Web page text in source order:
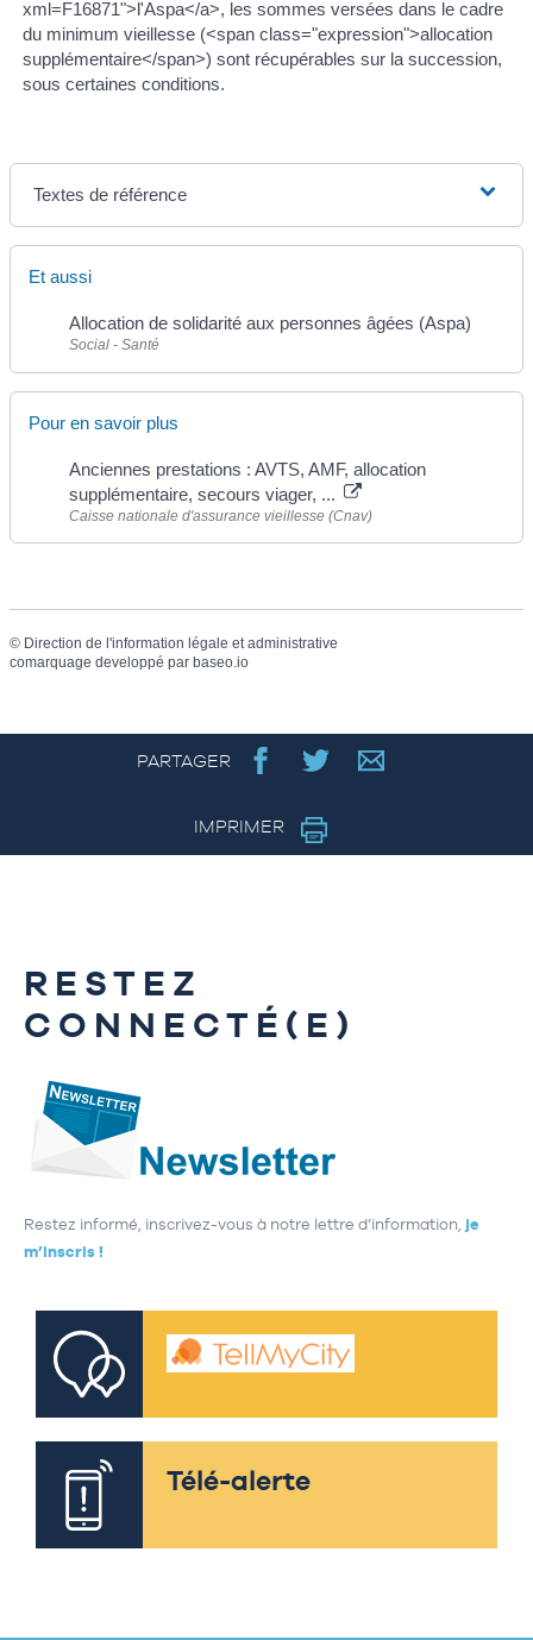
xml=F16871">l'Aspa</a>, les sommes versées dans le cadre
du minimum vieillesse (<span class="expression">allocation
supplémentaire</span>) sont récupérables sur la succession,
sous certaines conditions.
Textes de référence
Et aussi
Allocation de solidarité aux personnes âgées (Aspa)
Social - Santé
Pour en savoir plus
Anciennes prestations : AVTS, AMF, allocation
supplémentaire, secours viager, ...
Caisse nationale d'assurance vieillesse (Cnav)
© Direction de l'information légale et administrative
comarquage developpé par baseo.io
PARTAGER
IMPRIMER
RESTEZ
CONNECTÉ(E)
Restez informé, inscrivez-vous à notre lettre d’information, je
m’inscris !
Télé-alerte